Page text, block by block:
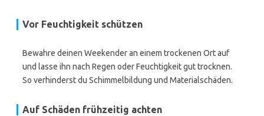
Vor Feuchtigkeit schützen
Bewahre deinen Weekender an einem trockenen Ort auf
und lasse ihn nach Regen oder Feuchtigkeit gut trocknen.
So verhinderst du Schimmelbildung und Materialschäden.
Auf Schäden frühzeitig achten